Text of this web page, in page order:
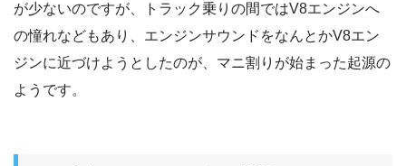
が少ないのですが、トラック乗りの間ではV8エンジンへ
の憧れなどもあり、エンジンサウンドをなんとかV8エン
ジンに近づけようとしたのが、マニ割りが始まった起源の
ようです。